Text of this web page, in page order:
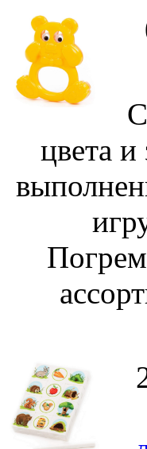
цвета